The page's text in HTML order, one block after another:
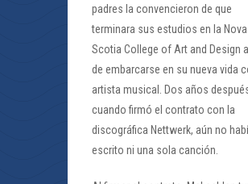
padres la convencieron de que
terminara sus estudios en la Nova
Scotia College of Art and Design
de embarcarse en su nueva vida
artista musical. Dos años
cuando firmó el contrato con la
discográfica Nettwerk, aún no
escrito ni una sola canción.